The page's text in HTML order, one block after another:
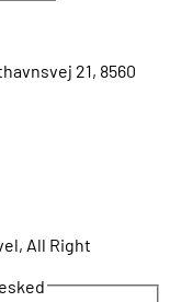
21, 8560
All Right
en besked